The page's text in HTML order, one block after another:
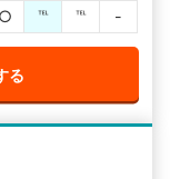
○ ℡ ℡ -
る